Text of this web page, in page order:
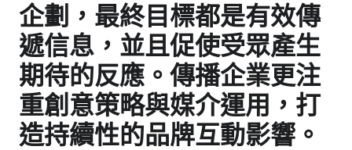
企劃，最終目標都是有效傳
遞信息，並且促使受眾產生
期待的反應。傳播企業更注
重創意策略與媒介運用，打
造持續性的品牌互動影響。